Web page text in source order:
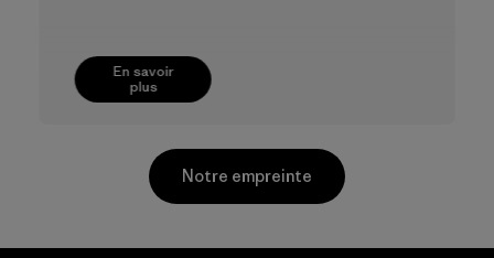
En savoir
plus
Notre empreinte